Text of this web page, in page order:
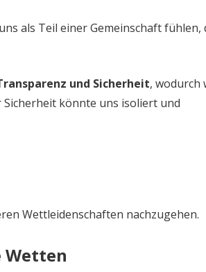
als Teil einer Gemeinschaft fühlen,
und Sicherheit, wodurch
könnte uns isoliert und
Wettleidenschaften nachzugehen.
Wetten